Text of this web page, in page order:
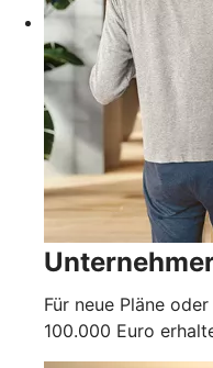
Für neue Pläne
100.000 Euro